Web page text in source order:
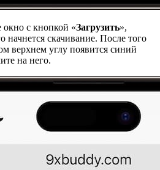
с кнопкой «Загрузить»,
начнется скачивание. После того
верхнем углу появится синий
на него.